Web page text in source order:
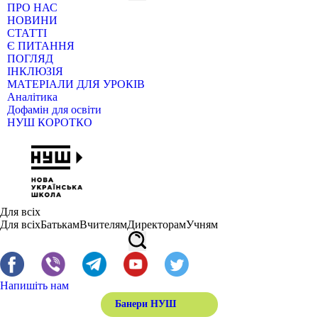
ПРО НАС
НОВИНИ
СТАТТІ
Є ПИТАННЯ
ПОГЛЯД
ІНКЛЮЗІЯ
МАТЕРІАЛИ ДЛЯ УРОКІВ
Аналітика
Дофамін для освіти
НУШ КОРОТКО
Для всіх
Для всіхБатькамВчителямДиректорамУчням
Напишіть нам
Банери НУШ